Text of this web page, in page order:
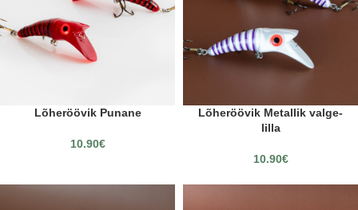
Lõheröövik Punane
10.90€
Lõheröövik Metallik valge-
lilla
10.90€